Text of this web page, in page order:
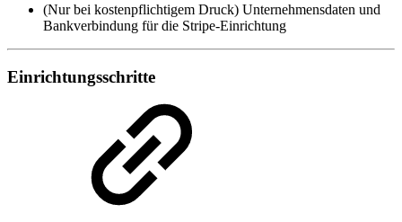
(Nur bei kostenpflichtigem Druck) Unternehmensdaten und
Bankverbindung für die Stripe-Einrichtung
Einrichtungsschritte